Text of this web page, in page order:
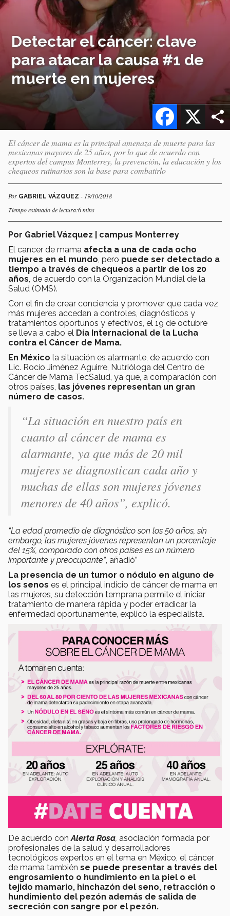
Detectar el cáncer: clave
para atacar la causa #1 de
muerte en mujeres
X
Facebook
El cáncer de mama es la principal amenaza de muerte para las
mexicanas mayores de 25 años, por lo que de acuerdo con
expertos del campus Monterrey, la prevención, la educación y los
chequeos rutinarios son la base para combatirlo
Por GABRIEL VÁZQUEZ - 19/10/2018
Tiempo estimado de lectura:6 mins
Por Gabriel Vázquez | campus Monterrey
El cancer de mama afecta a una de cada ocho
mujeres en el mundo , pero puede ser detectado a
tiempo a través de chequeos a partir de los 20
años , de acuerdo con la Organización Mundial de la
Salud (OMS).
Con el fin de crear conciencia y promover que cada vez
más mujeres accedan a controles, diagnósticos y
tratamientos oportunos y efectivos, el 19 de octubre
se lleva a cabo el Día Internacional de la Lucha
contra el Cáncer de Mama.
En México la situación es alarmante, de acuerdo con
Lic. Rocío Jiménez Aguirre, Nutrióloga del Centro de
Cáncer de Mama TecSalud, ya que, a comparación con
otros países, las jóvenes representan un gran
número de casos.
“La situación en nuestro país en
cuanto al cáncer de mama es
alarmante, ya que más de 20 mil
mujeres se diagnostican cada año y
muchas de ellas son mujeres jóvenes
menores de 40 años”, explicó.
“La edad promedio de diagnóstico son los 50 años, sin
embargo, las mujeres jóvenes representan un porcentaje
del 15%, comparado con otros países es un número
importante y preocupante”, añadió”
La presencia de un tumor o nódulo en alguno de
los senos es el principal indicio de cáncer de mama en
las mujeres, su detección temprana permite el iniciar
tratamiento de manera rápida y poder erradicar la
enfermedad oportunamente, explicó la especialista.
De acuerdo con Alerta Rosa, asociación formada por
profesionales de la salud y desarrolladores
tecnológicos expertos en el tema en México, el cáncer
de mama también se puede presentar a través del
engrosamiento o hundimiento en la piel o el
tejido mamario, hinchazón del seno, retracción o
hundimiento del pezón además de salida de
secreción con sangre por el pezón.